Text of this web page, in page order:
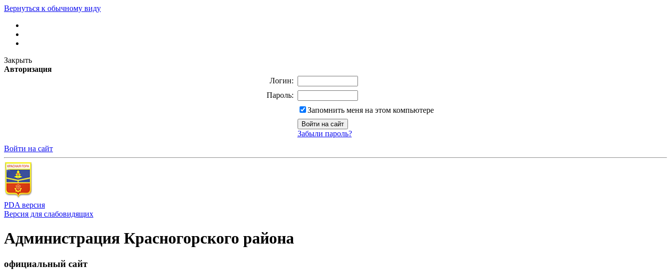
Вернуться к обычному виду
Закрыть
Авторизация
Логин:
Пароль:
Запомнить меня на этом компьютере
Забыли пароль?
Войти на сайт
PDA версия
Версия для слабовидящих
Администрация Красногорского района
официальный сайт